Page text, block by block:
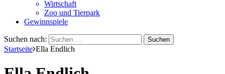
Wirtschaft
Zoo und Tierpark
Gewinnspiele
Suchen nach:
Startseite Ella Endlich